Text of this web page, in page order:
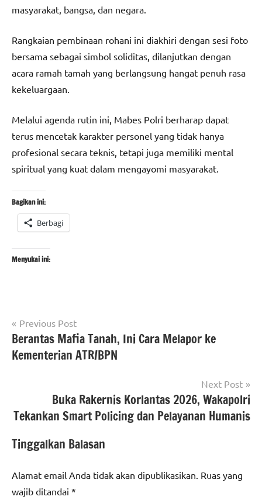
masyarakat, bangsa, dan negara.
Rangkaian pembinaan rohani ini diakhiri dengan sesi foto
bersama sebagai simbol soliditas, dilanjutkan dengan
acara ramah tamah yang berlangsung hangat penuh rasa
kekeluargaan.
Melalui agenda rutin ini, Mabes Polri berharap dapat
terus mencetak karakter personel yang tidak hanya
profesional secara teknis, tetapi juga memiliki mental
spiritual yang kuat dalam mengayomi masyarakat.
Bagikan ini:
Berbagi
Menyukai ini:
Tagged
with
#humas
polri,
aditya
#Berita
jakarta
berita
Navigasi
pos
Previous Post
Berantas Mafia Tanah, Ini Cara Melapor ke
Kementerian ATR/BPN
Next Post
Buka Rakernis Korlantas 2026, Wakapolri
Tekankan Smart Policing dan Pelayanan Humanis
Tinggalkan Balasan
Alamat email Anda tidak akan dipublikasikan. Ruas yang
wajib ditandai *